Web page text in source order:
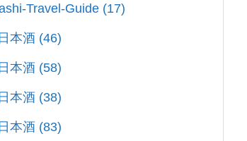
Travel-Guide (17)
本酒 (46)
本酒 (58)
本酒 (38)
本酒 (83)